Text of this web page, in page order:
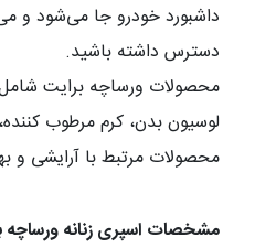
داشبورد خودرو جا می‌شود و می
دسترس داشته باشید.
محصولات ورساچه برایت شامل
لوسیون بدن، کرم مرطوب
محصولات مرتبط با آرایشی و
مشخصات اسپری زنانه ورساچه